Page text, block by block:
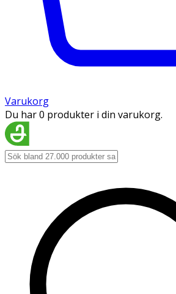
Varukorg
Du har 0 produkter i din varukorg.